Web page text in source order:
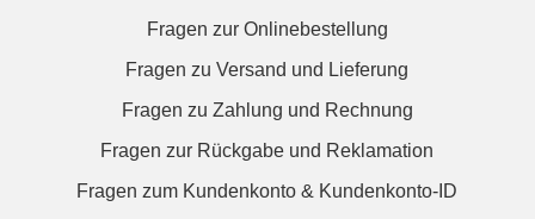
Fragen zur Onlinebestellung
Fragen zu Versand und Lieferung
Fragen zu Zahlung und Rechnung
Fragen zur Rückgabe und Reklamation
Fragen zum Kundenkonto & Kundenkonto-ID